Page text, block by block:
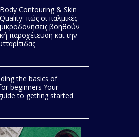
Body Contouring & Skin
Quality: πώς οι παλμικές
μικροδονήσεις βοηθούν
παροχέτευση και την
the basics of
beginners Your
to getting started